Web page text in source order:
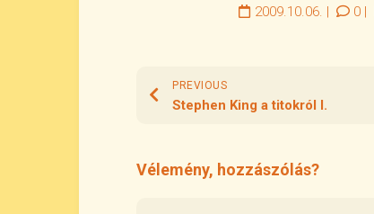
2009.10.06. | 0|
PREVIOUS
Stephen King a titokról I.
Vélemény, hozzászólás?